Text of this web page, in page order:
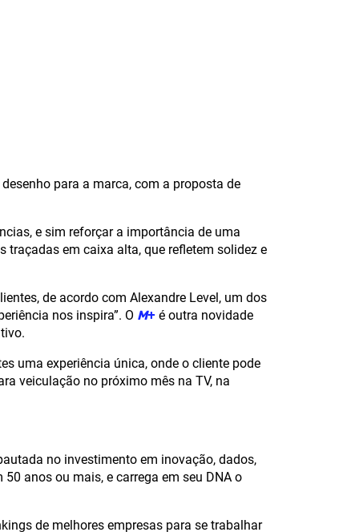
para a marca, com a proposta de
e sim reforçar a importância de uma
traçadas em caixa alta, que refletem solidez e
de acordo com Alexandre Level, um dos
nos inspira”. O M+ é outra novidade
uma experiência única, onde o cliente pode
veiculação no próximo mês na TV, na
no investimento em inovação, dados,
anos ou mais, e carrega em seu DNA o
de melhores empresas para se trabalhar